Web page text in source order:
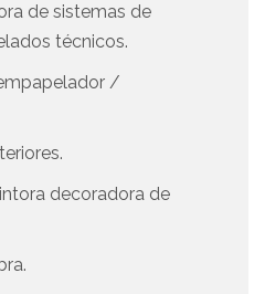
de sistemas de
técnicos.
/
decoradora de